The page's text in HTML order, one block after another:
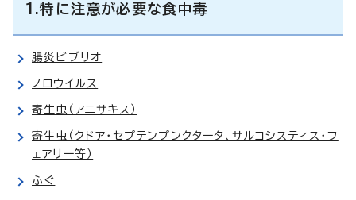
1.特に注意が必要な食中毒
腸炎ビブリオ
ノロウイルス
寄生虫（アニサキス）
寄生虫（クドア・セプテンプンクタータ、サルコシスティス・フ
ェアリー等）
ふぐ